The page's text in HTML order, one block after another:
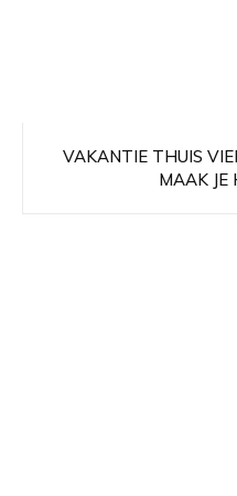
VAKANTIE THUIS
MAAK JE